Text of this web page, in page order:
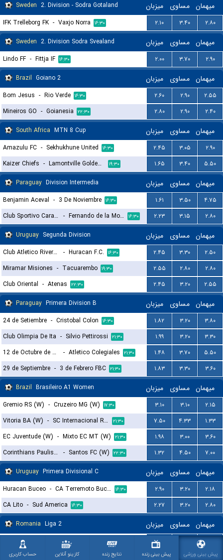
Sweden 2. Division - Sodra Gotaland میزبان مساوی میهمان
IFK Trelleborg FK - Vaxjo Norra ۱۶:۳۰ ۲.۱۰ ۳.۴۰
۲.۸۰
Sweden 2. Division Sodra Svealand میزبان مساوی میهمان
Lindo FF - Fittja IF ۱۶:۳۰ ۲.۰۰ ۳.۷۰
۲.۹۰
Brazil Goiano 2 میزبان مساوی میهمان
Bom Jesus - Rio Verde ۱۶:۳۰ ۲.۶۰ ۲.۹۰
۲.۵۵
Mineiros GO - Goianesia ۲۲:۳۰ ۲.۸۰ ۲.۹۰
۲.۴۰
South Africa MTN 8 Cup میزبان مساوی میهمان
Amazulu FC - Sekhukhune United ۱۶:۳۰ ۲.۴۵ ۳.۰۵
۲.۹۰
Kaizer Chiefs - Lamontville Golden Arrows ۱۹:۳۰ ۱.۶۵ ۳.۴۰
۵.۵۰
Paraguay Division Intermedia میزبان مساوی میهمان
Benjamin Aceval - 3 De Noviembre ۱۶:۳۰ ۱.۶۱ ۳.۵۰
۴.۷۵
Club Sportivo Carapegua - Fernando de la Mora ۱۶:۳۰ ۲.۲۳ ۳.۱۵
۲.۸۰
Uruguay Segunda Division میزبان مساوی میهمان
Club Atletico River Plate - Huracan F.C. ۱۶:۳۰ ۲.۴۵ ۳.۳۰
۲.۵۰
Miramar Misiones - Tacuarembo ۱۹:۳۰ ۲.۵۵ ۲.۸۰
۲.۸۰
Club Oriental - Atenas ۲۲:۳۰ ۲.۴۵ ۳.۲۰
۲.۵۵
Paraguay Primera Division B میزبان مساوی میهمان
24 de Setiembre - Cristobal Colon ۱۶:۳۰ ۱.۸۲ ۳.۲۰
۳.۸۰
Club Olimpia De Ita - Silvio Pettirossi ۲۱:۳۰ ۱.۹۹ ۳.۲۰
۳.۳۰
12 de Octubre de San Domingo
- Atletico Colegiales ۲۱:۳۰ ۱.۴۸ ۳.۷۰
۵.۵۰
29 de Septiembre - 3 de Febrero FBC ۲۱:۳۰ ۱.۸۳ ۳.۳۰
۳.۶۰
Brazil Brasileiro A1 Women میزبان مساوی میهمان
Gremio RS (W) - Cruzeiro MG (W) ۱۷:۳۰ ۳.۱۰ ۳.۱۰
۲.۱۵
Vitoria BA (W) - SC Internacional RS (W) ۲۱:۳۰ ۷.۵۰ ۴.۳۳
۱.۳۳
EC Juventude (W) - Mixto EC MT (W) ۲۱:۳۰ ۱.۹۸ ۳.۰۰
۳.۶۰
Corinthians Paulista (W)
- Santos FC (W) ۲۲:۳۰ ۱.۳۲ ۴.۵۰
۷.۰۰
Uruguay Primera Divisional C میزبان مساوی میهمان
Huracan Buceo - CA Terremoto Buceo ۱۶:۳۰ ۲.۹۰ ۳.۲۰
۲.۱۸
CA Lito - Sud America ۱۶:۳۰ ۲.۲۷ ۳.۲۰
۲.۸۰
Romania Liga 2 میزبان مساوی میهمان
Chindia Targoviste - Metaloglobus Bucuresti ۱.۷۱ ۳.۵۰
۴.۲۵
پیش بینی ورزشی پیش بینی زنده نتایج زنده کازینو آنلاین حساب کاربری